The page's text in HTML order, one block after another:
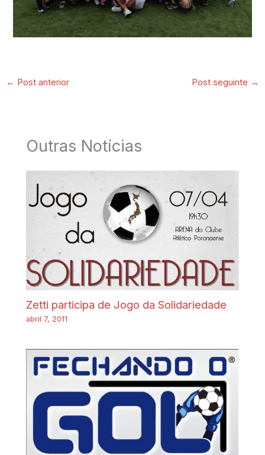
← Post anterior Post seguinte →
Outras Notícias
Zetti participa de Jogo da Solidariedade
abril 7, 2011